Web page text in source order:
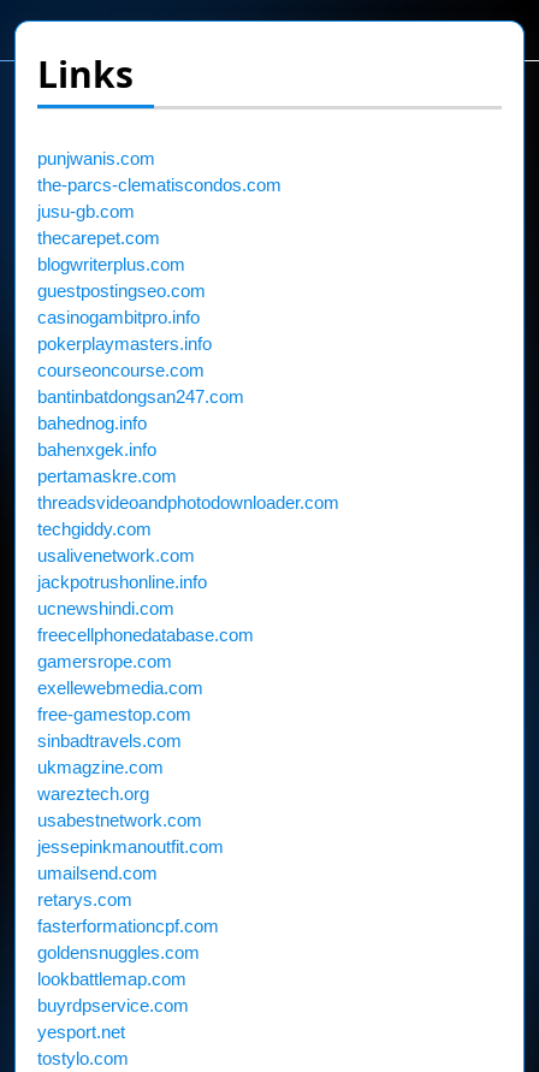
Links
punjwanis.com
the-parcs-clematiscondos.com
jusu-gb.com
thecarepet.com
blogwriterplus.com
guestpostingseo.com
casinogambitpro.info
pokerplaymasters.info
courseoncourse.com
bantinbatdongsan247.com
bahednog.info
bahenxgek.info
pertamaskre.com
threadsvideoandphotodownloader.com
techgiddy.com
usalivenetwork.com
jackpotrushonline.info
ucnewshindi.com
freecellphonedatabase.com
gamersrope.com
exellewebmedia.com
free-gamestop.com
sinbadtravels.com
ukmagzine.com
wareztech.org
usabestnetwork.com
jessepinkmanoutfit.com
umailsend.com
retarys.com
fasterformationcpf.com
goldensnuggles.com
lookbattlemap.com
buyrdpservice.com
yesport.net
tostylo.com